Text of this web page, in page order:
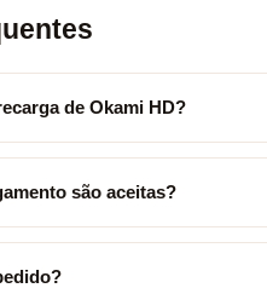
de Okami HD?
são aceitas?